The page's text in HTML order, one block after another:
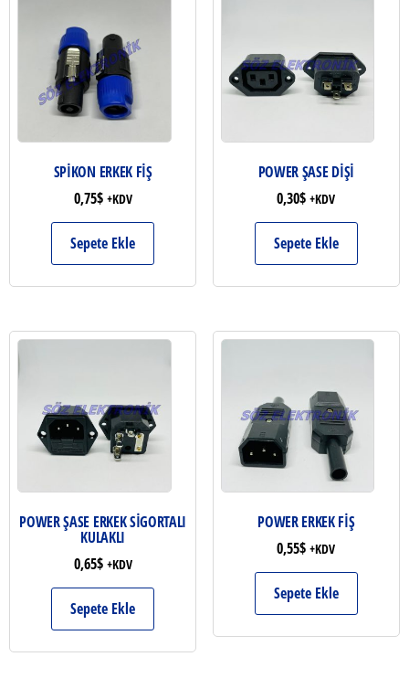
SPİKON ERKEK FİŞ
0,75$ +KDV
Sepete Ekle
POWER ŞASE DİŞİ
0,30$ +KDV
Sepete Ekle
POWER ŞASE ERKEK SİGORTALI
KULAKLI
0,65$ +KDV
Sepete Ekle
POWER ERKEK FİŞ
0,55$ +KDV
Sepete Ekle